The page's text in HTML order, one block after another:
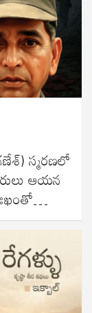
స్మరణలో
ఆయన